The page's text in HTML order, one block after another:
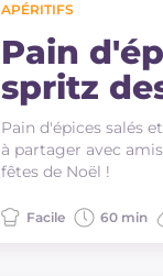
APÉRITIFS
Pain
spritz
Pain d'épices salés
à partager avec
fêtes de Noël !
Facile 60 min